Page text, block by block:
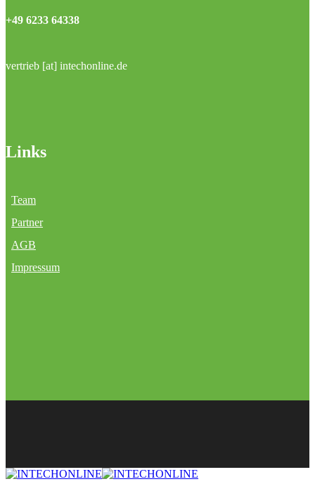
+49 6233 64338
vertrieb [at] intechonline.de
Links
Team
Partner
AGB
Impressum